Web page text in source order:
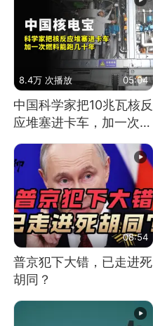
8.4万 次播放 05:04
中国科学家把10兆瓦核反
应堆塞进卡车，加一次燃
料能跑几十年
08:54
普京犯下大错，已走进死
胡同？